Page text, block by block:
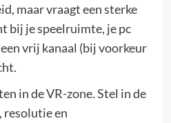
maar vraagt een sterke
bij je speelruimte, je pc
vrij kanaal (bij voorkeur
in de VR-zone. Stel in de
en